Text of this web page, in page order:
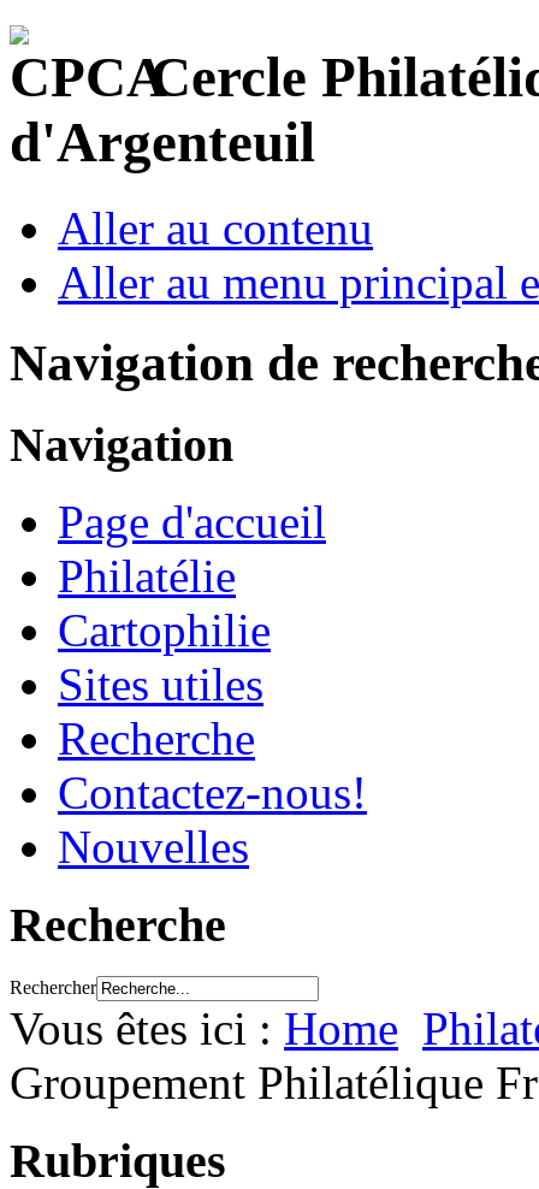
Cercle
d'Argenteuil
Aller au contenu
Aller au menu principal
Navigation de
Navigation
Page d'accueil
Philatélie
Cartophilie
Sites utiles
Recherche
Contactez-nous!
Nouvelles
Recherche
Rechercher
Vous êtes ici : Home
Groupement Philatélique
Rubriques